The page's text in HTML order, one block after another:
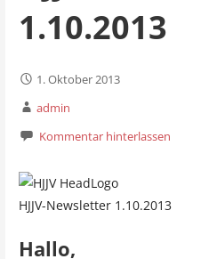
1.10.2013
1. Oktober 2013
admin
Kommentar hinterlassen
HJJV-Newsletter 1.10.2013
Hallo,